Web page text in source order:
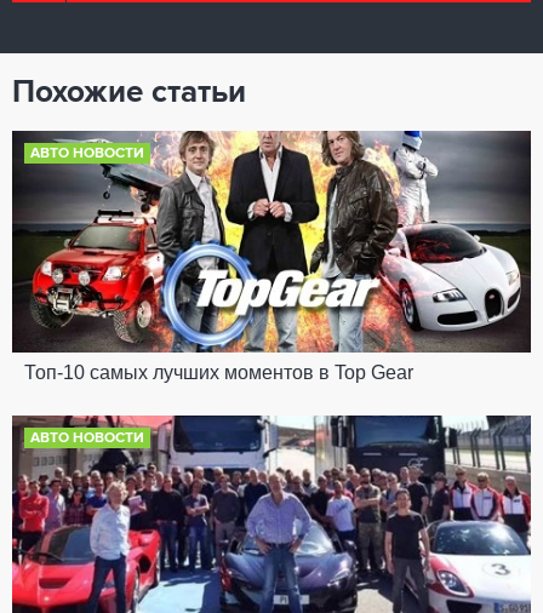
Похожие статьи
АВТО НОВОСТИ
Топ-10 самых лучших моментов в Top Gear
АВТО НОВОСТИ